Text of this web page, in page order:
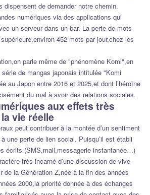
dispensent de demander notre chemin.
numériques via des applications qui
un serveur dans un bar. La perte de mots
452 mots par jour,chez les
parle même de "phénomène Komi",en
de mangas japonais intitulée "Komi
au Japon entre 2016 et 2025,et dont l’héroïne
du mal à avoir des relations sociales.
aux effets très
vie réelle
peut contribuer à la montée d’un sentiment
une perte de lien social. Puisqu’il est établi
écrits (SMS,mail,messagerie instantanée…)
très incarné d’une discussion de vive
de la Génération Z,née à la fin des années
2000,la priorité donnée à des échanges